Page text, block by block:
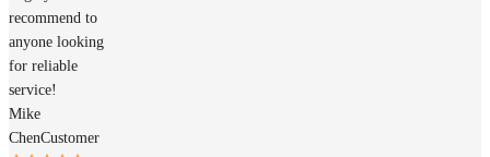
recommend to
anyone looking
for reliable
service!
Mike
ChenCustomer